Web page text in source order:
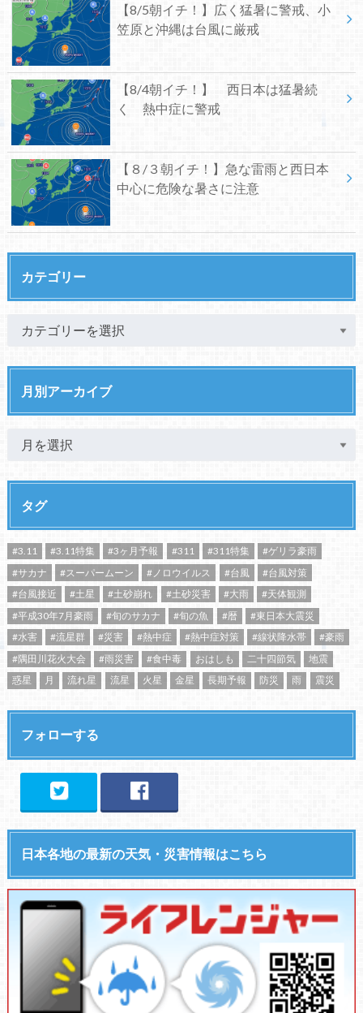
【8/5朝イチ！】広く猛暑に警戒、小
笠原と沖縄は台風に厳戒
【8/4朝イチ！】 西日本は猛暑続
く 熱中症に警戒
【８/３朝イチ！】急な雷雨と西日本
中心に危険な暑さに注意
カテゴリー
月別アーカイブ
タグ
#3.11 #3.11特集 #3ヶ月予報 #311 #311特集
#ゲリラ豪雨
#サカナ
#スーパームーン #ノロウイルス #台風
#台風対策
#台風接近
#土星 #土砂崩れ #土砂災害 #大雨
#天体観測
#平成30年7月豪雨
#旬のサカナ #旬の魚 #暦
#東日本大震災
#水害
#流星群 #災害 #熱中症 #熱中症対策 #線状降水帯
#豪雨
#隅田川花火大会
#雨災害 #食中毒 おはしも 二十四節気
地震
惑星
月 流れ星 流星 火星 金星 長期予報 防災 雨 震災
フォローする
日本各地の最新の天気・災害情報はこちら